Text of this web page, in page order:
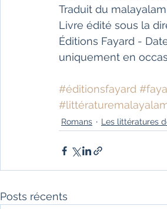
Traduit du
Livre édité sous la
Éditions Fayard -
uniquement en
#éditionsfayard
Romans Les littératures
Posts récents